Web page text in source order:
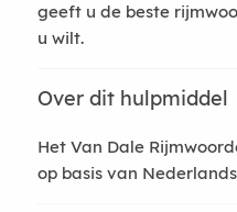
geeft u de beste
u wilt.
Over dit hulpmiddel
Het Van Dale
op basis van